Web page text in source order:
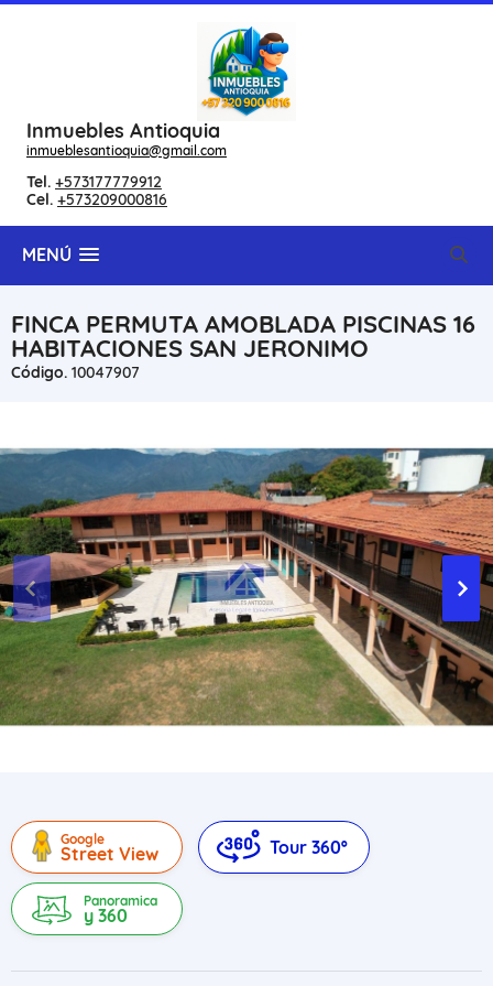
Inmuebles Antioquia
inmueblesantioquia@gmail.com
Tel. +573177779912
Cel. +573209000816
MENÚ
FINCA PERMUTA AMOBLADA PISCINAS 16
HABITACIONES SAN JERONIMO
Código. 10047907
Google
Street View Tour 360º
Panoramica
y 360